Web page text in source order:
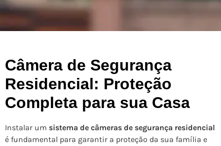
Câmera de Segurança
Residencial: Proteção
Completa para sua Casa
Instalar um sistema de câmeras de segurança residencial
é fundamental para garantir a proteção da sua família e